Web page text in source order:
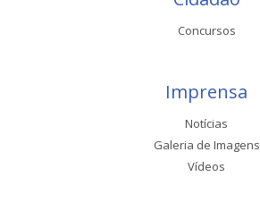
Concursos
Imprensa
Notícias
Galeria de Imagens
Vídeos